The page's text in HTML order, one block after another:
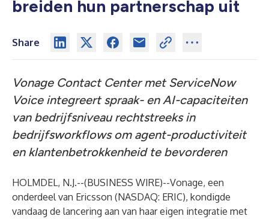
breiden hun partnerschap uit
Share
Vonage Contact Center met ServiceNow
Voice integreert spraak- en AI-capaciteiten
van bedrijfsniveau rechtstreeks in
bedrijfsworkflows om agent-productiviteit
en klantenbetrokkenheid te bevorderen
HOLMDEL, N.J.--(BUSINESS WIRE)--Vonage, een
onderdeel van Ericsson (NASDAQ: ERIC), kondigde
vandaag de lancering aan van haar eigen integratie met